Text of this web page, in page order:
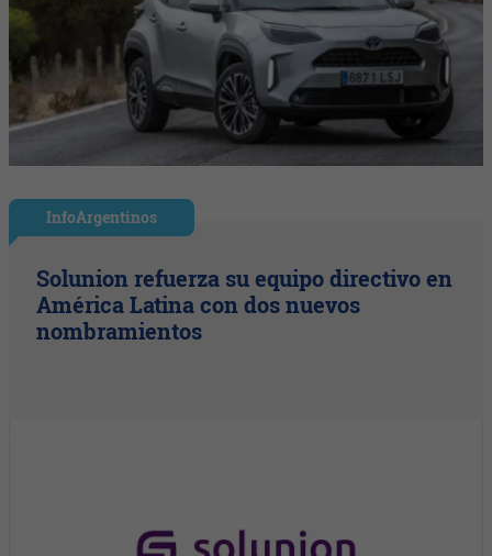
InfoArgentinos
Solunion refuerza su equipo directivo en
América Latina con dos nuevos
nombramientos